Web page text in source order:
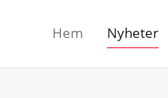
Hem Nyheter